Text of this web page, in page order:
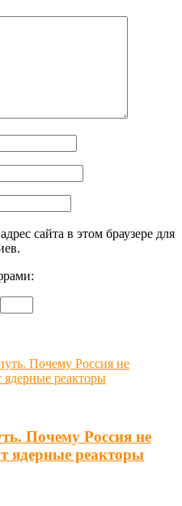
сайта в этом браузере для
Почему Россия не
ядерные реакторы